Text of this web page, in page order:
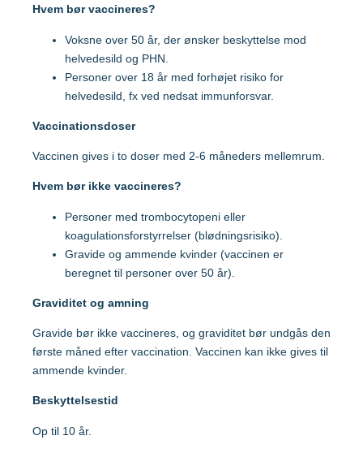
Gravide og børn
Mere viden om
Hvilke vacciner er anbefalet?
Søg og find anbefalinger
Søg efter destination
Mozambique
Myanmar
Nigeria
Sydafrika
Thailand
Hvem bør vaccineres?
Voksne over 50 år, der ønsker beskyttelse mod
helvedesild og PHN.
Personer over 18 år med forhøjet risiko for
helvedesild, fx ved nedsat immunforsvar.
Vaccinationsdoser
Vaccinen gives i to doser med 2-6 måneders mellemrum.
Hvem bør ikke vaccineres?
Personer med trombocytopeni eller
koagulationsforstyrrelser (blødningsrisiko).
Gravide og ammende kvinder (vaccinen er
beregnet til personer over 50 år).
Graviditet og amning
Gravide bør ikke vaccineres, og graviditet bør undgås den
første måned efter vaccination. Vaccinen kan ikke gives til
ammende kvinder.
Beskyttelsestid
Op til 10 år.